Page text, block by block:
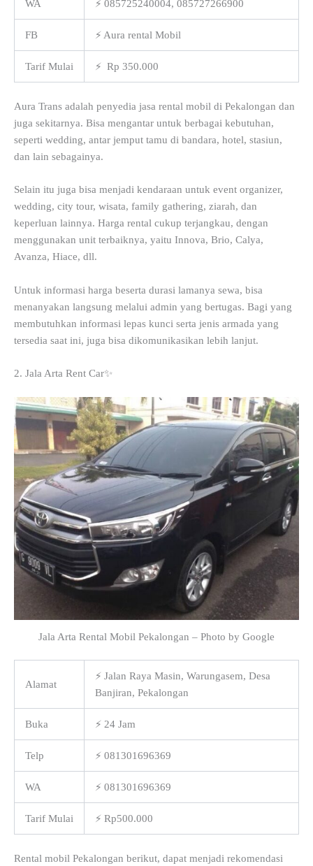
WA ⚡ 085725240004, 085727266900
FB ⚡ Aura rental Mobil
Tarif Mulai ⚡ Rp 350.000
Aura Trans adalah penyedia jasa rental mobil di Pekalongan dan
juga sekitarnya. Bisa mengantar untuk berbagai kebutuhan,
seperti wedding, antar jemput tamu di bandara, hotel, stasiun,
dan lain sebagainya.
Selain itu juga bisa menjadi kendaraan untuk event organizer,
wedding, city tour, wisata, family gathering, ziarah, dan
keperluan lainnya. Harga rental cukup terjangkau, dengan
menggunakan unit terbaiknya, yaitu Innova, Brio, Calya,
Avanza, Hiace, dll.
Untuk informasi harga beserta durasi lamanya sewa, bisa
menanyakan langsung melalui admin yang bertugas. Bagi yang
membutuhkan informasi lepas kunci serta jenis armada yang
tersedia saat ini, juga bisa dikomunikasikan lebih lanjut.
2. Jala Arta Rent Car✨
Jala Arta Rental Mobil Pekalongan – Photo by Google
Alamat
⚡ Jalan Raya Masin, Warungasem, Desa
Banjiran, Pekalongan
Buka ⚡ 24 Jam
Telp ⚡ 081301696369
WA ⚡ 081301696369
Tarif Mulai ⚡ Rp500.000
Rental mobil Pekalongan berikut, dapat menjadi rekomendasi